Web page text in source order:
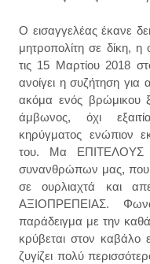
Ο εισαγγελέας έκανε
μητροπολίτη σε δίκη, η
τις 15 Μαρτίου 2018
ανοίγει η συζήτηση για
ακόμα ενός βρώμικου
άμβωνος, όχι
κηρύγματος ενώπιον
του. Μα ΕΠΙΤΕΛΟΥΣ
συνανθρώπων μας, που
σε ουρλιαχτά και
ΑΞΙΟΠΡΕΠΕΙΑΣ.
παράδειγμα με την
κρύβεται στον καβάλο
ζυγίζει πολύ